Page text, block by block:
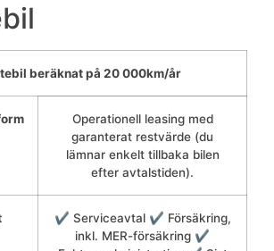
beräknat på 20 000km/år
Operationell leasing med
garanterat restvärde (du
lämnar enkelt tillbaka bilen
efter avtalstiden).
✔ Serviceavtal ✔ Försäkring,
inkl. MER-försäkring ✔